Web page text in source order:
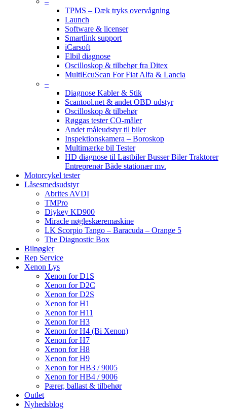
TPMS – Dæk tryks overvågning
Launch
Software & licenser
Smartlink support
iCarsoft
Elbil diagnose
Oscilloskop & tilbehør fra Ditex
MultiEcuScan For Fiat Alfa & Lancia
–
Diagnose Kabler & Stik
Scantool.net & andet OBD udstyr
Oscilloskop & tilbehør
Røggas tester CO-måler
Andet måleudstyr til biler
Inspektionskamera – Boroskop
Multimærke bil Tester
HD diagnose til Lastbiler Busser Biler Traktorer
Entreprenør Både stationær mv.
Motorcykel tester
Låsesmedsudstyr
Abrites AVDI
TMPro
Diykey KD900
Miracle nøgleskæremaskine
LK Scorpio Tango – Baracuda – Orange 5
The Diagnostic Box
Bilnøgler
Rep Service
Xenon Lys
Xenon for D1S
Xenon for D2C
Xenon for D2S
Xenon for H1
Xenon for H11
Xenon for H3
Xenon for H4 (Bi Xenon)
Xenon for H7
Xenon for H8
Xenon for H9
Xenon for HB3 / 9005
Xenon for HB4 / 9006
Pærer, ballast & tilbehør
Outlet
Nyhedsblog